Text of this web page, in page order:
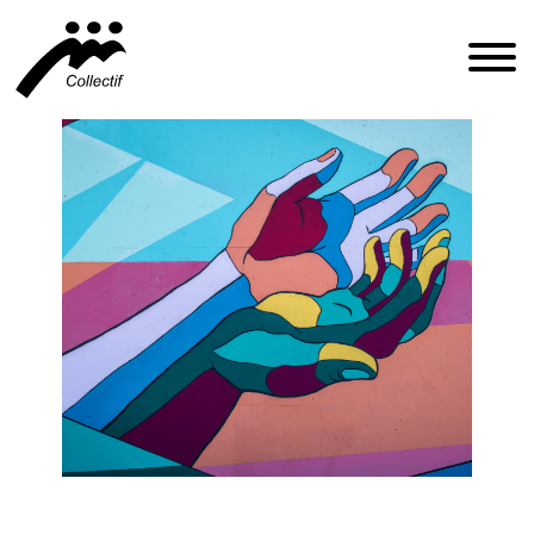
FRANÇAIS
ENGLISH
ESPAÑOL
INFO@CFIQ.CA
(514) 279-4246